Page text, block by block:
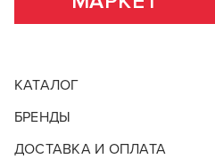
КАТАЛОГ
БРЕНДЫ
ДОСТАВКА И ОПЛАТА